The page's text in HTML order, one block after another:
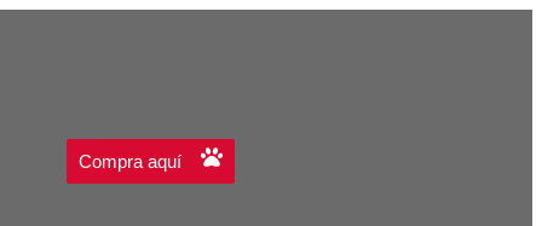
Compra aquí